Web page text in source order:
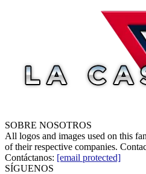
SOBRE NOSOTROS
All logos and images used on this
of their respective companies.
Contáctanos: [email protected]
SÍGUENOS